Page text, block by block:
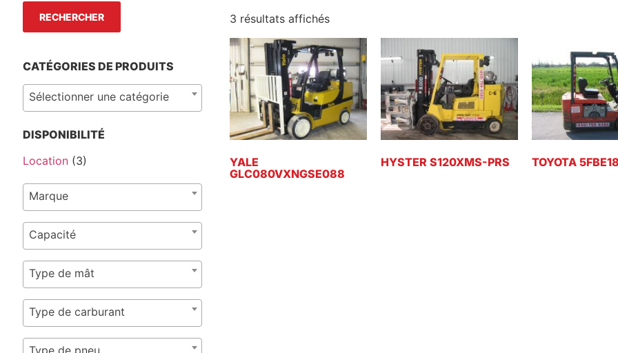
RECHERCHER
CATÉGORIES DE PRODUITS
Sélectionner une catégorie
DISPONIBILITÉ
Location (3)
Marque
Capacité
Type de mât
Type de carburant
Type de pneu
3 résultats affichés
YALE
GLC080VXNGSE088
HYSTER S120XMS-PRS TOYOTA